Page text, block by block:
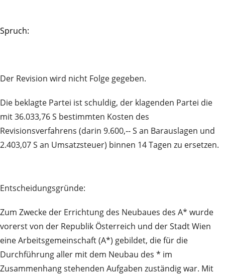
Spruch:
Der Revision wird nicht Folge gegeben.
Die beklagte Partei ist schuldig, der klagenden Partei die
mit 36.033,76 S bestimmten Kosten des
Revisionsverfahrens (darin 9.600,‑‑ S an Barauslagen und
2.403,07 S an Umsatzsteuer) binnen 14 Tagen zu ersetzen.
Entscheidungsgründe:
Zum Zwecke der Errichtung des Neubaues des A* wurde
vorerst von der Republik Österreich und der Stadt Wien
eine Arbeitsgemeinschaft (A*) gebildet, die für die
Durchführung aller mit dem Neubau des * im
Zusammenhang stehenden Aufgaben zuständig war. Mit